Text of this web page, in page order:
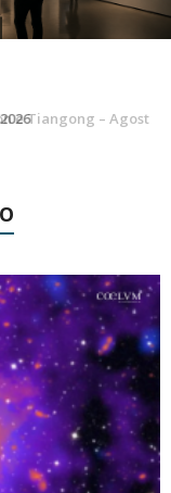
Transiti di ISS International Space Station e Tiangong – Agosto 2026
2026